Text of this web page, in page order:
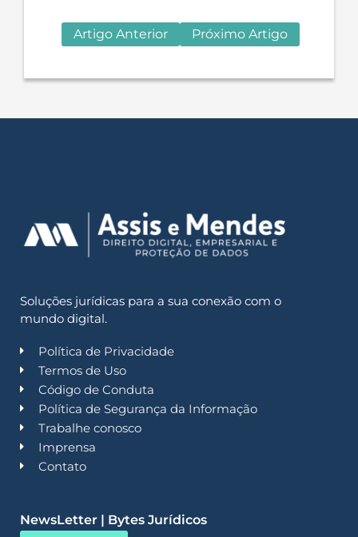
Artigo Anterior Próximo Artigo
Soluções jurídicas para a sua conexão com o
mundo digital.
Política de Privacidade
Termos de Uso
Código de Conduta
Política de Segurança da Informação
Trabalhe conosco
Imprensa
Contato
NewsLetter | Bytes Jurídicos